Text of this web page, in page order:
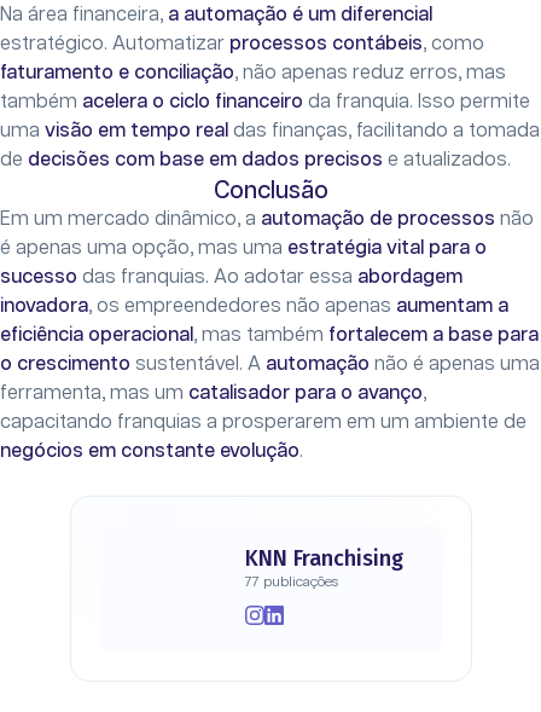
Na área financeira, a automação é um diferencial
estratégico. Automatizar processos contábeis, como
faturamento e conciliação, não apenas reduz erros, mas
também acelera o ciclo financeiro da franquia. Isso permite
uma visão em tempo real das finanças, facilitando a tomada
de decisões com base em dados precisos e atualizados.
Conclusão
Em um mercado dinâmico, a automação de processos não
é apenas uma opção, mas uma estratégia vital para o
sucesso das franquias. Ao adotar essa abordagem
inovadora, os empreendedores não apenas aumentam a
eficiência operacional, mas também fortalecem a base para
o crescimento sustentável. A automação não é apenas uma
ferramenta, mas um catalisador para o avanço,
capacitando franquias a prosperarem em um ambiente de
negócios em constante evolução.
KNN Franchising
77 publicações